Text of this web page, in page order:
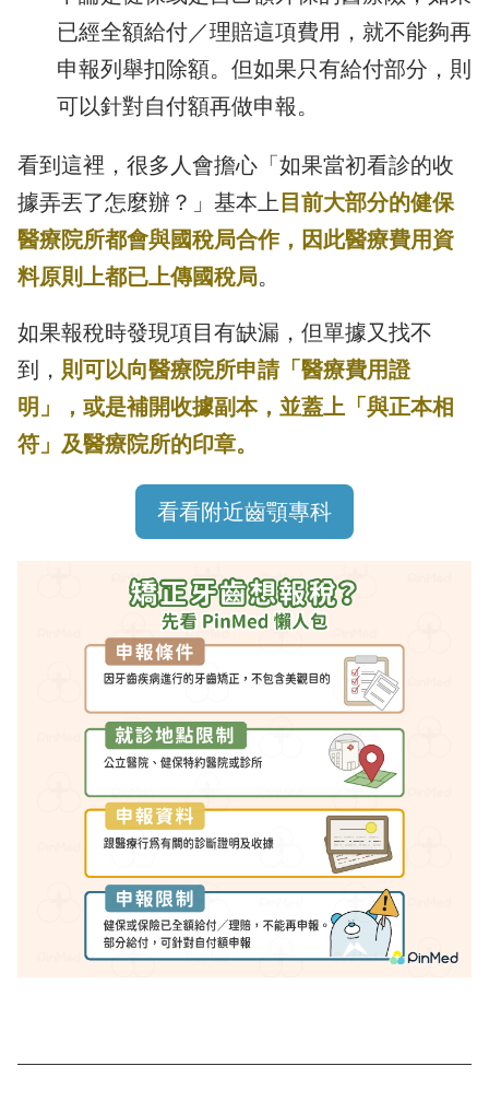
已經全額給付／理賠這項費用，就不能夠再
申報列舉扣除額。但如果只有給付部分，則
可以針對自付額再做申報。
看到這裡，很多人會擔心「如果當初看診的收
據弄丟了怎麼辦？」基本上目前大部分的健保
醫療院所都會與國稅局合作，因此醫療費用資
料原則上都已上傳國稅局。
如果報稅時發現項目有缺漏，但單據又找不
到， 則可以向醫療院所申請「醫療費用證
明」，或是補開收據副本，並蓋上「與正本相
符」及醫療院所的印章。
看看附近齒顎專科